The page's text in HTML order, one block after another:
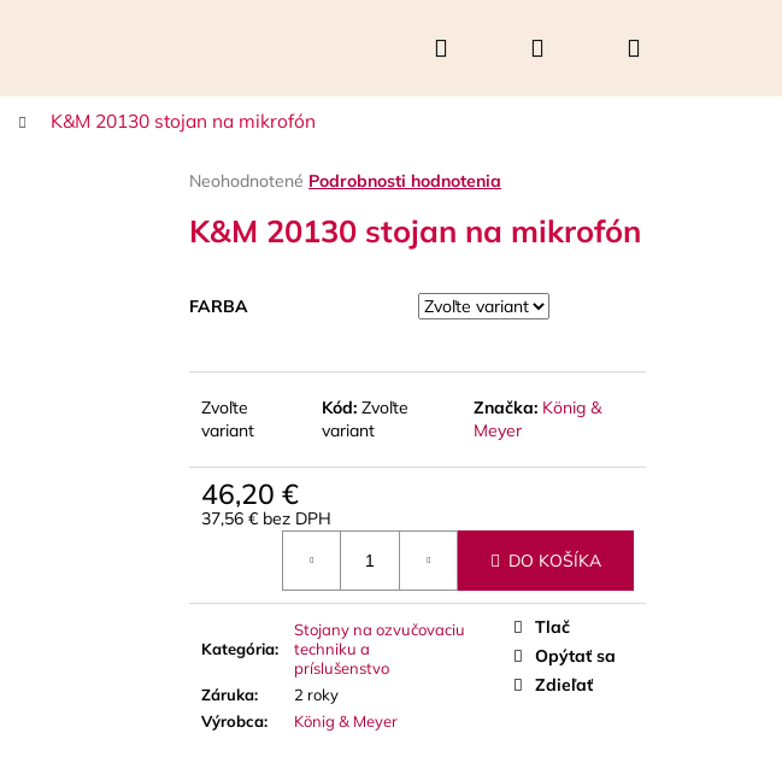
Hľadať PrihlásenieNákupný
K&M 20130 stojan na mikrofón
Priemerné
produktu
je
5
Neohodnotené Podrobnosti hodnotenia
K&M 20130 stojan na mikrofón
FARBA
Zvoľte
variant
Kód: Zvoľte
variant
Značka: König &
Meyer
46,20 €
37,56 € bez DPH
DO KOŠÍKA
Kategória:
Stojany na ozvučovaciu
techniku a
príslušenstvo
Záruka:
2 roky
Výrobca: König & Meyer
Tlač
Opýtať sa
Zdieľať
Nasledujúce